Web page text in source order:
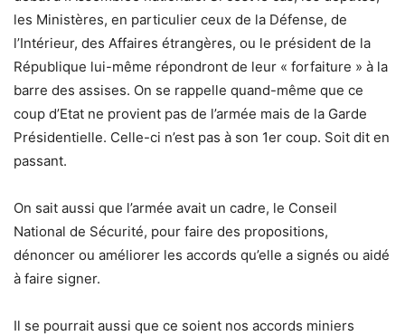
les Ministères, en particulier ceux de la Défense, de
l’Intérieur, des Affaires étrangères, ou le président de la
République lui-même répondront de leur « forfaiture » à la
barre des assises. On se rappelle quand-même que ce
coup d’Etat ne provient pas de l’armée mais de la Garde
Présidentielle. Celle-ci n’est pas à son 1er coup. Soit dit en
passant.
On sait aussi que l’armée avait un cadre, le Conseil
National de Sécurité, pour faire des propositions,
dénoncer ou améliorer les accords qu’elle a signés ou aidé
à faire signer.
Il se pourrait aussi que ce soient nos accords miniers